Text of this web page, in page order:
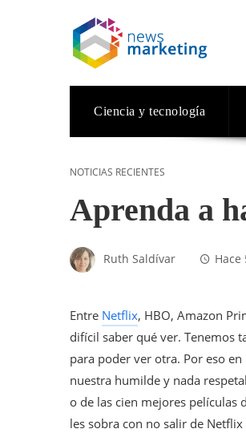
Ciencia y tecnología
NOTICIAS RECIENTES
Aprenda a
Ruth Saldívar Hace
Entre Netflix, HBO, Amazon
difícil saber qué ver. Tenemos
para poder ver otra. Por eso
nuestra humilde y nada
o de las cien mejores películas
les sobra con no salir de